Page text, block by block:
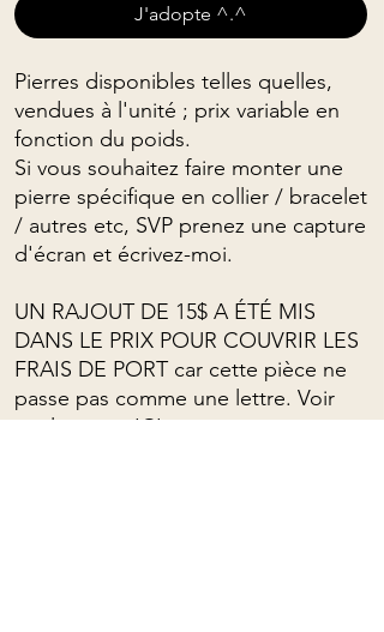
J'adopte ^.^
Pierres disponibles telles quelles,
vendues à l'unité ; prix variable en
fonction du poids.
Si vous souhaitez faire monter une
pierre spécifique en collier / bracelet
/ autres etc, SVP prenez une capture
d'écran et écrivez-moi.
UN RAJOUT DE 15$ A ÉTÉ MIS
DANS LE PRIX POUR COUVRIR LES
FRAIS DE PORT car cette pièce ne
passe pas comme une lettre. Voir
explicationsICI.